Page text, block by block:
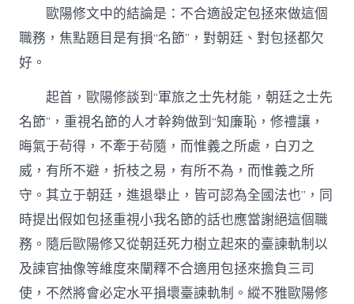
作
家
網〉
歐陽修文中的結論是：不合適設定包拯來做這個
職務，焦點題目是有損“名節”，對朝廷、對包拯都欠
好。
起首，歐陽修談到“軍旅之士先材能，朝廷之士先
名節”，重視名節的人才幹夠做到“知廉恥，修禮讓，
晦氣于茍得，不牽于茍隨，而惟義之所處，白刃之
威，有所不避，折枝之易，有所不為，而惟義之所
守。其立于朝廷，進退舉止，皆可認為全國法也”，同
時提出假如包拯重視小我名節的話也應當謝絕這個職
務。隨后歐陽修又從朝廷死力樹立起來的臺諫軌制以
及諫官抽像等維度來闡釋不合適用包拯來擔負三司
使，不然將會必定水平損壞臺諫軌制。縱不雅歐陽修